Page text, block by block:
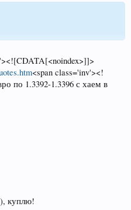
<span class='inv'><!
по 1.3392-1.3396 с хаем в
куплю!